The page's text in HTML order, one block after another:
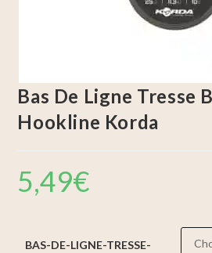
Bas De Ligne Tresse
Hookline Korda
5,49€
BAS-DE-LIGNE-TRESSE-